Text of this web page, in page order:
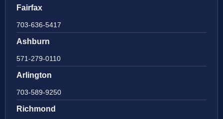
Fairfax
703-636-5417
Ashburn
571-279-0110
Arlington
703-589-9250
Richmond